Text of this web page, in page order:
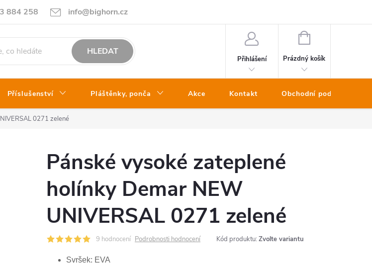
884 258 info@bighorn.cz
HLEDAT
Přihlášení
NÁKUPNÍ
Prázdný košík
Příslušenství Pláštěnky, ponča Akce Kontakt Obchodní podmínky
0271 zelené
Pánské vysoké zateplené
holínky Demar NEW
UNIVERSAL 0271 zelené
9 hodnocení Podrobnosti hodnocení Kód produktu: Zvolte variantu
Svršek: EVA